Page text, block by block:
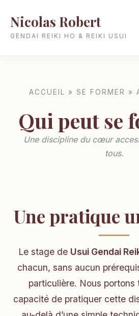
Nicolas Robert
GENDAI REIKI HO & REIKI USUI
ACCUEIL » SE FORMER »
Qui peut se
Une discipline du cœur
tous.
Une pratique
Le stage de Usui Gendai
chacun, sans aucun
particulière. Nous portons
capacité de pratiquer cette